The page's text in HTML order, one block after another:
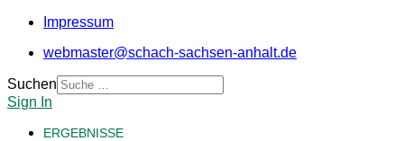
Impressum
webmaster@schach-sachsen-anhalt.de
Suchen
Sign In
ERGEBNISSE